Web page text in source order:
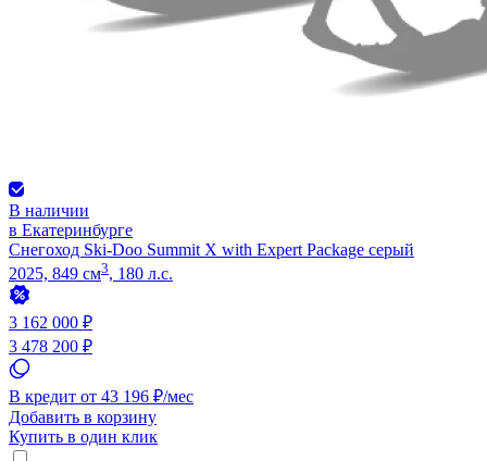
В наличии
в Екатеринбурге
Снегоход Ski-Doo Summit X with Expert Package серый
2025, 849 см3, 180 л.с.
3 162 000 ₽
3 478 200 ₽
В кредит от 43 196 ₽/мес
Добавить в корзину
Купить в один клик